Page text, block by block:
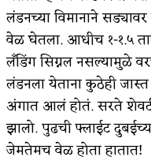
लंडनच्या विमानाने सड्यावर
वेळ घेतला. आधीच १-१.५
लॅंडिंग सिग्नल नसल्यामुळे
लंडनला येताना कुठेही
अंगात आलं होतं. सरते शेवटी
झालो. पुढची फ्लाईट
जेमतेमच वेळ होता हातात!